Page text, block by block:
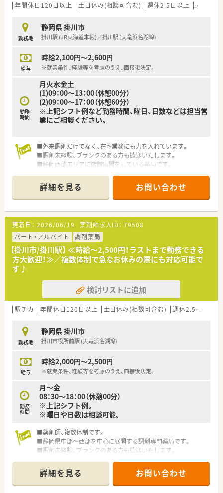
■40代の明るく穏やかな代表と、20～30代の医療事務2名が在
■個人薬局ならではの、アットホームで堅苦しくない、少し大ら
かな雰囲気の職場です。
■中途採用の実績がないため、ご入社いただく方のご意見を尊重
【勤務実態について】
しない職場環境です。
■代表が常駐するため、ご入社いただく方が一人で勤務すること
は一切ありません。
■年末年始は5日程度の休暇が取得でき、門前が診療していても
薬局は休みとなります。
年間休日120日以上 土日休み(相談可含む) 週休2.5日以上 週32h以
勤務地
静岡県 掛川市
掛川駅 (JR東海道本線)／掛川駅 (天竜浜名湖線)
給与
時給2,100円～2,600円
※就業条件、経験等を考慮のうえ、面接後決定。
勤務
時間
月火水金土
(1)09：00～13：00（休憩00分）
(2)09：00～17：00（休憩60分）
※上記シフト例など勤務時間、曜日、日数などは担当営
業にご相談ください。
■外来調剤だけでなく、在宅業務にも力を入れています。
■調剤未経験、ブランクのある方も歓迎いたします。
■静岡西部エリアに店舗展開をしている薬局です。
詳細を見る お問い合わせ
更新日： 2026/06/19 薬剤師求人ID： 79508
パート・アルバイト
調剤薬局
【掛川市/掛川駅】 ≪時給～2,500円！ラストまで勤務できる
方大歓迎！≫／複数体制で急なお休みの際にも対応可能で
す♪
検討リストに追加
駅チカ 年間休日120日以上 土日休み(相談可含む) 週休2.5日以上
勤務地
静岡県 掛川市
掛川市役所前駅 (天竜浜名湖線)
給与
時給2,000円～2,500円
※就業条件、経験等を考慮のうえ、面接後決定。
勤務
時間
月～金
08：30～18：00（休憩00分）
※上記シフト例。
※曜日や日数は相談可能。
■薬剤師、複数体制です。
■静岡県中部～西部を中心に展開する調剤専門薬局です。
■調剤未経験、ブランクのある方も歓迎いたします。
詳細を見る お問い合わせ